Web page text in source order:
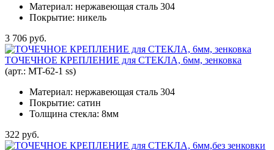
Материал: нержавеющая сталь 304
Покрытие: никель
3 706 руб.
ТОЧЕЧНОЕ КРЕПЛЕНИЕ для СТЕКЛА, 6мм, зенковка
(арт.: MT-62-1 ss)
Материал: нержавеющая сталь 304
Покрытие: сатин
Толщина стекла: 8мм
322 руб.